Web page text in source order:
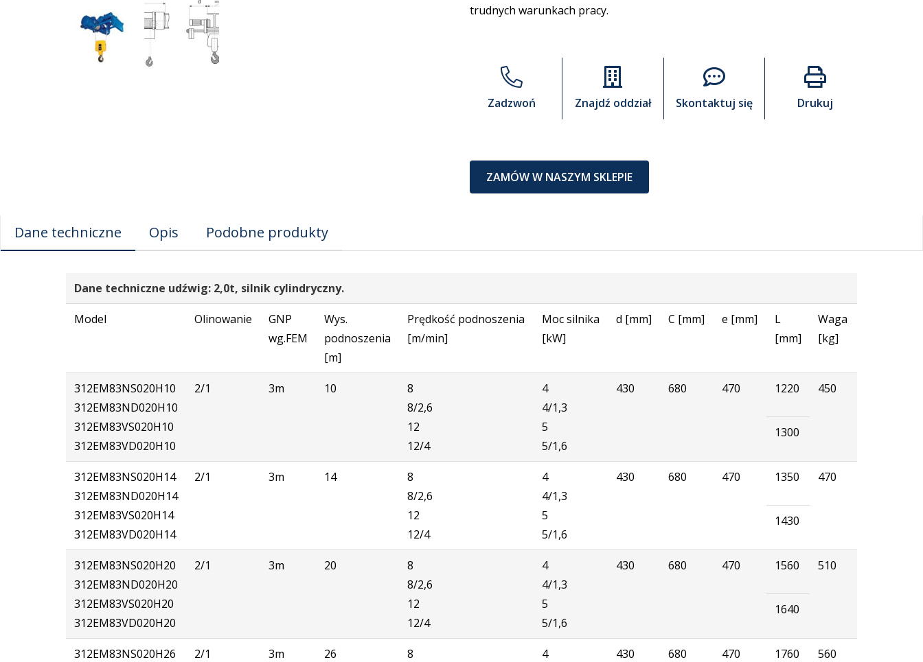
trudnych warunkach pracy.
Zadzwoń Znajdź oddział Skontaktuj się Drukuj
ZAMÓW W NASZYM SKLEPIE
Dane techniczne Opis Podobne produkty
Dane techniczne udźwig: 2,0t, silnik cylindryczny.
Model Olinowanie
GNP
wg.FEM
Wys.
podnoszenia
[m]
Prędkość podnoszenia
[m/min]
Moc silnika
[kW]
d [mm] C [mm] e [mm]
L
[mm]
Waga
[kg]
312EM83NS020H10
312EM83ND020H10
312EM83VS020H10
312EM83VD020H10
2/1 3m 10
8
8/2,6
12
12/4
4
4/1,3
5
5/1,6
430 680 470 1220 450
1300
312EM83NS020H14
312EM83ND020H14
312EM83VS020H14
312EM83VD020H14
2/1 3m 14
8
8/2,6
12
12/4
4
4/1,3
5
5/1,6
430 680 470 1350 470
1430
312EM83NS020H20
312EM83ND020H20
312EM83VS020H20
312EM83VD020H20
2/1 3m 20
8
8/2,6
12
12/4
4
4/1,3
5
5/1,6
430 680 470 1560 510
1640
312EM83NS020H26
2/1 3m 26
8
4
430 680 470 1760 560